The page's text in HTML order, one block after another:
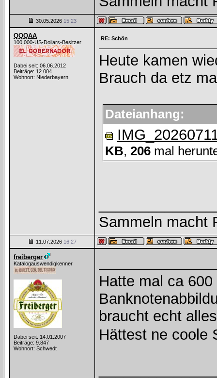
30.05.2026 15:23
QQQAA
100.000-US-Dollars-Besitzer
Dabei seit: 06.06.2012
Beiträge: 12.004
Wohnort: Niederbayern
RE: Schön
Heute kamen
Brauch da etz
Dateianhang:
KB, 206mal
Sammeln macht
11.07.2026 16:27
freiberger
Katalogauswendigkenner
Dabei seit: 14.01.2007
Beiträge: 9.847
Wohnort: Schwedt
Hatte mal ca
braucht echt
Hättest ne coole